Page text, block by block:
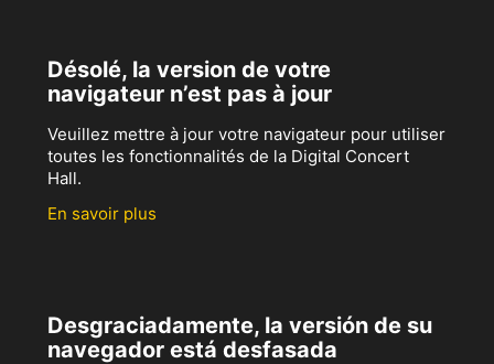
Désolé, la version de votre
navigateur n’est pas à jour
Veuillez mettre à jour votre navigateur pour utiliser
toutes les fonctionnalités de la Digital Concert
Hall.
En savoir plus
Desgraciadamente, la versión de su
navegador está desfasada